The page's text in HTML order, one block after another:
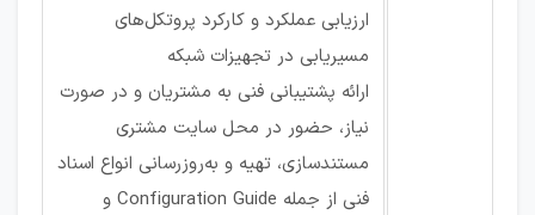
ارزیابی عملکرد و کارکرد پروتکل‌های
مسیریابی در تجهیزات شبکه
ارائه پشتیبانی فنی به مشتریان و در صورت
نیاز، حضور در محل سایت مشتری
مستندسازی، تهیه و به‌روزرسانی انواع اسناد
فنی از جمله Configuration Guide و